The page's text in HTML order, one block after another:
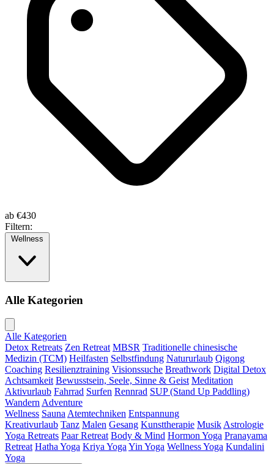
ab €430
Filtern:
Wellness
Alle Kategorien
Alle Kategorien
Detox Retreats Zen Retreat MBSR Traditionelle chinesische
Medizin (TCM) Heilfasten Selbstfindung Natururlaub Qigong
Coaching Resilienztraining Visionssuche Breathwork Digital Detox
Achtsamkeit Bewusstsein, Seele, Sinne & Geist Meditation
Aktivurlaub Fahrrad Surfen Rennrad SUP (Stand Up Paddling)
Wandern Adventure
Wellness Sauna Atemtechniken Entspannung
Kreativurlaub Tanz Malen Gesang Kunsttherapie Musik Astrologie
Yoga Retreats Paar Retreat Body & Mind Hormon Yoga Pranayama
Retreat Hatha Yoga Kriya Yoga Yin Yoga Wellness Yoga Kundalini
Yoga